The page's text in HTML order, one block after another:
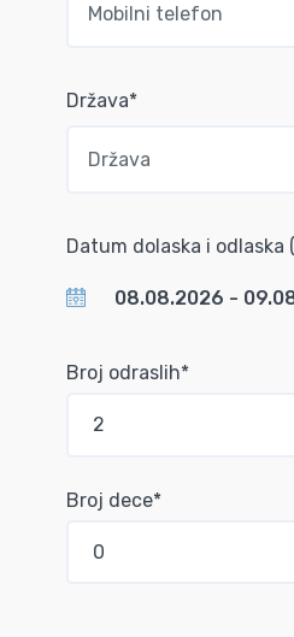
Država*
Datum dolaska i odlaska
Broj odraslih*
Broj dece*